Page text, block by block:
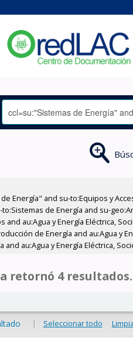
Energía" and su-to:Equipos y
de Energía and su-
au:Agua y Energía Eléctrica,
de Energía and au:Agua y
au:Agua y Energía Eléctrica,
retornó 4 resultados.
| Seleccionar todo